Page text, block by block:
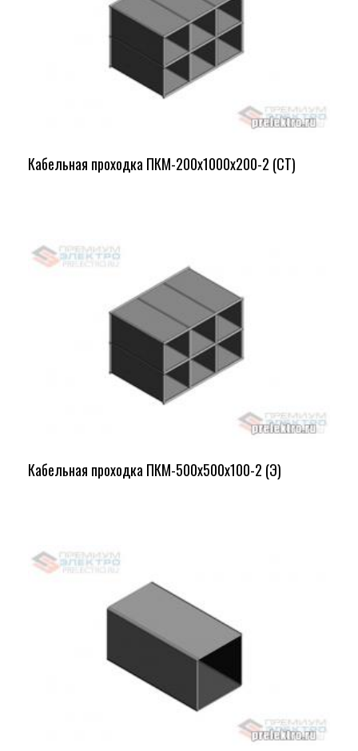
Кабельная проходка ПКМ-200х1000х200-2 (СТ)
Кабельная проходка ПКМ-500х500х100-2 (Э)